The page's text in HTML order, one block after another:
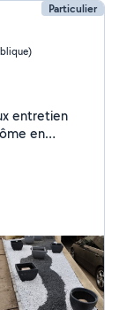
Particulier
entretien
en